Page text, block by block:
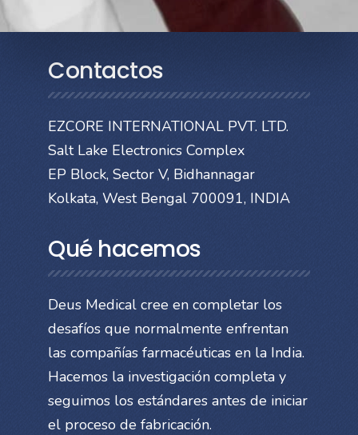
Contactos
EZCORE INTERNATIONAL PVT. LTD.
Salt Lake Electronics Complex
EP Block, Sector V, Bidhannagar
Kolkata, West Bengal 700091, INDIA
Qué hacemos
Deus Medical cree en completar los
desafíos que normalmente enfrentan
las compañías farmacéuticas en la India.
Hacemos la investigación completa y
seguimos los estándares antes de iniciar
el proceso de fabricación.